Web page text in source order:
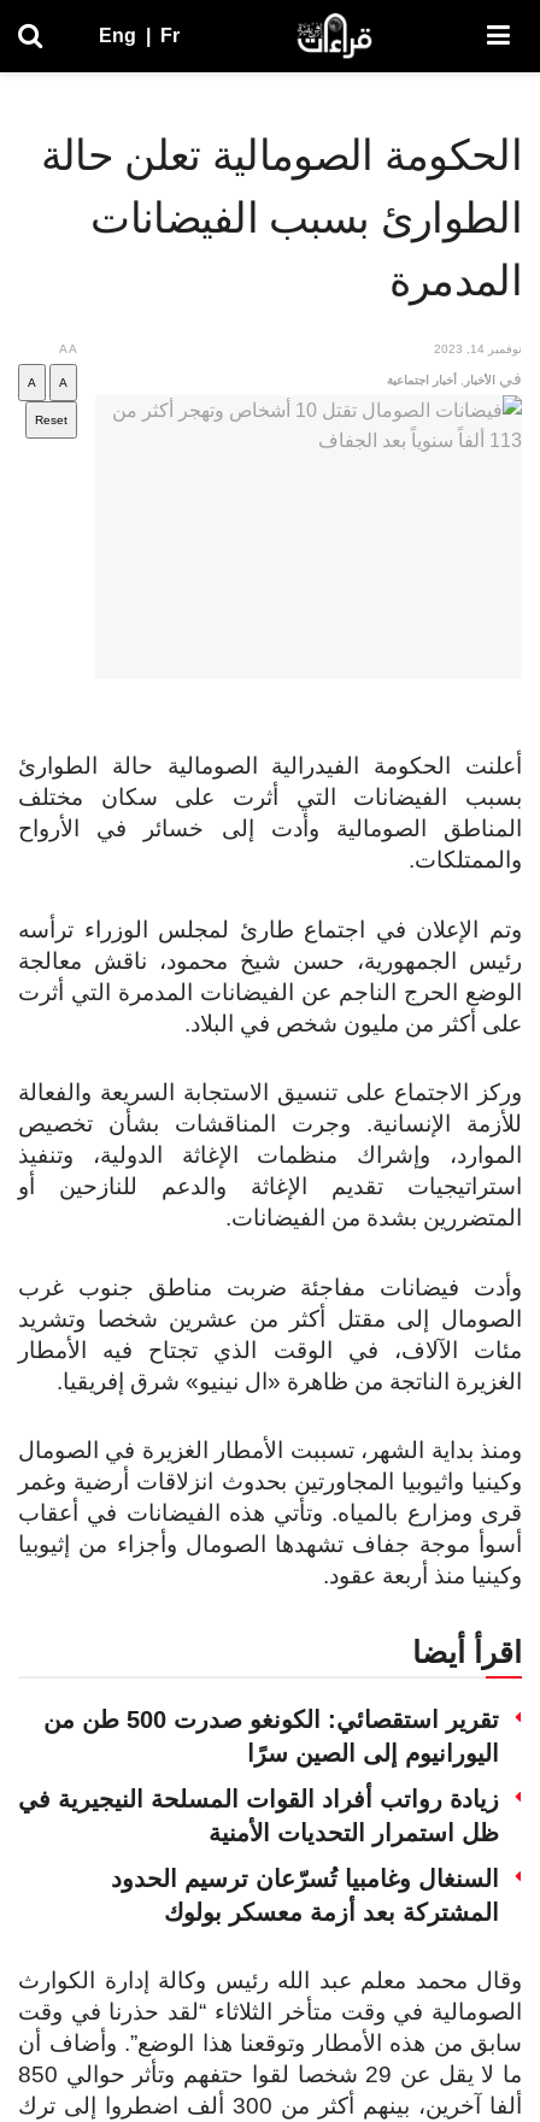
Eng Fr
الحكومة الصومالية تعلن حالة
الطوارئ بسبب الفيضانات
المدمرة
نوفمبر 14, 2023
في الأخبار أخبار اجتماعية
AA
A
A
Reset
أعلنت الحكومة الفيدرالية الصومالية حالة الطوارئ
بسبب الفيضانات التي أثرت على سكان مختلف
المناطق الصومالية وأدت إلى خسائر في الأرواح
والممتلكات.
وتم الإعلان في اجتماع طارئ لمجلس الوزراء ترأسه
رئيس الجمهورية، حسن شيخ محمود، ناقش معالجة
الوضع الحرج الناجم عن الفيضانات المدمرة التي أثرت
على أكثر من مليون شخص في البلاد.
وركز الاجتماع على تنسيق الاستجابة السريعة والفعالة
للأزمة الإنسانية. وجرت المناقشات بشأن تخصيص
الموارد، وإشراك منظمات الإغاثة الدولية، وتنفيذ
استراتيجيات تقديم الإغاثة والدعم للنازحين أو
المتضررين بشدة من الفيضانات.
وأدت فيضانات مفاجئة ضربت مناطق جنوب غرب
الصومال إلى مقتل أكثر من عشرين شخصا وتشريد
مئات الآلاف، في الوقت الذي تجتاح فيه الأمطار
الغزيرة الناتجة من ظاهرة «ال نينيو» شرق إفريقيا.
ومنذ بداية الشهر، تسببت الأمطار الغزيرة في الصومال
وكينيا واثيوبيا المجاورتين بحدوث انزلاقات أرضية وغمر
قرى ومزارع بالمياه. وتأتي هذه الفيضانات في أعقاب
أسوأ موجة جفاف تشهدها الصومال وأجزاء من إثيوبيا
وكينيا منذ أربعة عقود.
اقرأ أيضا
تقرير استقصائي: الكونغو صدرت 500 طن من
اليورانيوم إلى الصين سرًا
زيادة رواتب أفراد القوات المسلحة النيجيرية في
ظل استمرار التحديات الأمنية
السنغال وغامبيا تُسرّعان ترسيم الحدود
المشتركة بعد أزمة معسكر بولوك
وقال محمد معلم عبد الله رئيس وكالة إدارة الكوارث
الصومالية في وقت متأخر الثلاثاء “لقد حذرنا في وقت
سابق من هذه الأمطار وتوقعنا هذا الوضع”. وأضاف أن
ما لا يقل عن 29 شخصا لقوا حتفهم وتأثر حوالي 850
ألفا آخرين، بينهم أكثر من 300 ألف اضطروا إلى ترك